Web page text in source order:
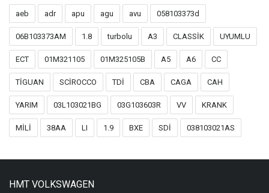
aeb adr apu agu avu 058103373d
06B103373AM 1.8 turbolu A3 CLASSİK UYUMLU
ECT 01M321105 01M325105B A5 A6 CC
TİGUAN SCİROCCO TDİ CBA CAGA CAH
YARIM 03L103021BG 03G103603R VV KRANK
MİLİ 38AA LI 1.9 BXE SDİ 038103021AS
HMT VOLKSWAGEN